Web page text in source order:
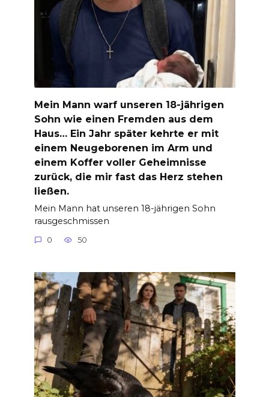
Mein Mann warf unseren 18-jährigen
Sohn wie einen Fremden aus dem
Haus… Ein Jahr später kehrte er mit
einem Neugeborenen im Arm und
einem Koffer voller Geheimnisse
zurück, die mir fast das Herz stehen
ließen.
Mein Mann hat unseren 18-jährigen Sohn
rausgeschmissen
0 50